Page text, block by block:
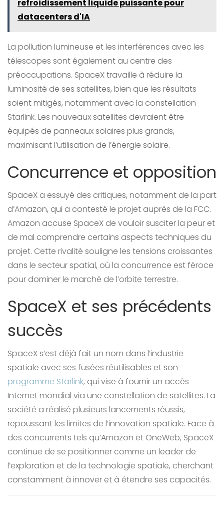
refroidissement liquide puissante pour
datacenters d'IA
La pollution lumineuse et les interférences avec les
télescopes sont également au centre des
préoccupations. SpaceX travaille à réduire la
luminosité de ses satellites, bien que les résultats
soient mitigés, notamment avec la constellation
Starlink. Les nouveaux satellites devraient être
équipés de panneaux solaires plus grands,
maximisant l’utilisation de l’énergie solaire.
Concurrence et opposition
SpaceX a essuyé des critiques, notamment de la part
d’Amazon, qui a contesté le projet auprès de la FCC.
Amazon accuse SpaceX de vouloir susciter la peur et
de mal comprendre certains aspects techniques du
projet. Cette rivalité souligne les tensions croissantes
dans le secteur spatial, où la concurrence est féroce
pour dominer le marché de l’orbite terrestre.
SpaceX et ses précédents
succès
SpaceX s’est déjà fait un nom dans l’industrie
spatiale avec ses fusées réutilisables et son
programme Starlink, qui vise à fournir un accès
Internet mondial via une constellation de satellites. La
société a réalisé plusieurs lancements réussis,
repoussant les limites de l’innovation spatiale. Face à
des concurrents tels qu’Amazon et OneWeb, SpaceX
continue de se positionner comme un leader de
l’exploration et de la technologie spatiale, cherchant
constamment à innover et à étendre ses capacités.